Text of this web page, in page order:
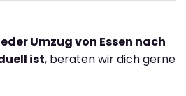
Umzug von Essen nach
ist, beraten wir dich gerne